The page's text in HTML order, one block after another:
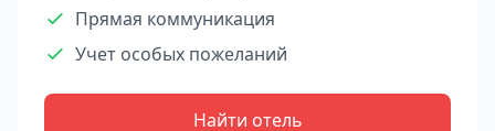
Прямая коммуникация
Учет особых пожеланий
Найти отель